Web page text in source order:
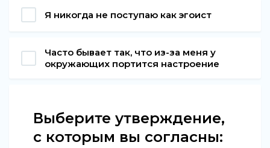
Я никогда не поступаю как эгоист
Часто бывает так, что из-за меня у
окружающих портится настроение
Выберите утверждение,
с которым вы согласны: